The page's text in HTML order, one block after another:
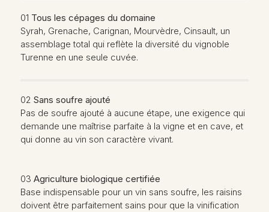
01 Tous les cépages du domaine
Syrah, Grenache, Carignan, Mourvèdre, Cinsault, un
assemblage total qui reflète la diversité du vignoble
Turenne en une seule cuvée.
02Sans soufre ajouté
Pas de soufre ajouté à aucune étape, une exigence qui
demande une maîtrise parfaite à la vigne et en cave, et
qui donne au vin son caractère vivant.
03Agriculture biologique certifiée
Base indispensable pour un vin sans soufre, les raisins
doivent être parfaitement sains pour que la vinification